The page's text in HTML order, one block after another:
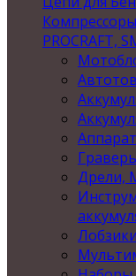
Компрессоры
PROCRAFT,
Дрели,